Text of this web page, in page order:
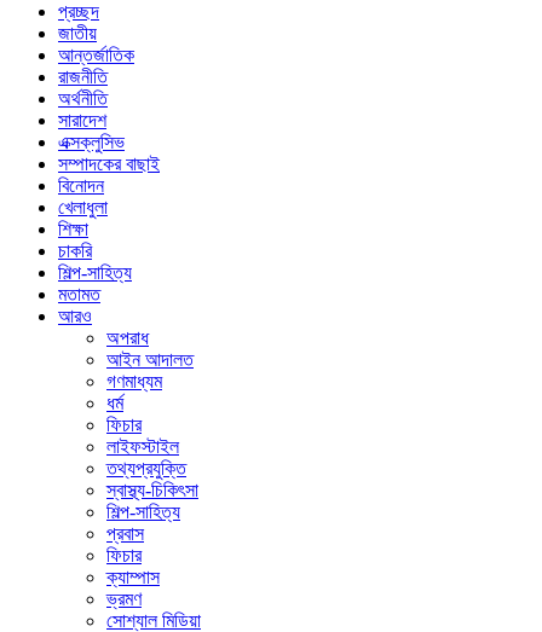
প্রচ্ছদ
জাতীয়
আন্তর্জাতিক
রাজনীতি
অর্থনীতি
সারাদেশ
এক্সক্লুসিভ
সম্পাদকের বাছাই
বিনোদন
খেলাধুলা
শিক্ষা
চাকরি
শিল্প-সাহিত্য
মতামত
আরও
অপরাধ
আইন আদালত
গণমাধ্যম
ধর্ম
ফিচার
লাইফস্টাইল
তথ্যপ্রযুক্তি
স্বাস্থ্য-চিকিৎসা
শিল্প-সাহিত্য
প্রবাস
ফিচার
ক্যাম্পাস
ভ্রমণ
সোশ্যাল মিডিয়া